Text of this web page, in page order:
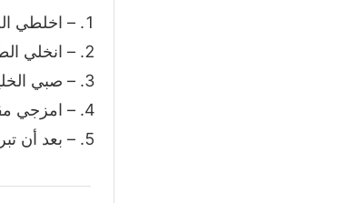
– اخلطي
– انخلي
– صبي
– امزجي
– بعد أن